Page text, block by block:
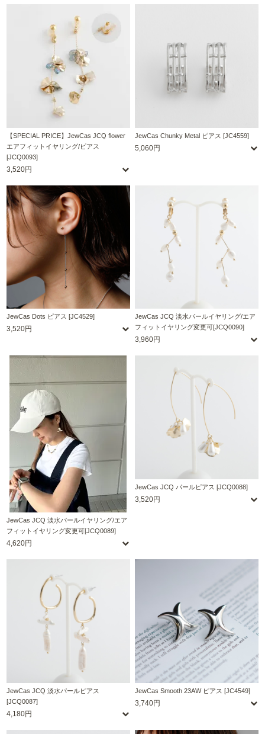
【SPECIAL PRICE】JewCas JCQ flower
エアフィットイヤリング/ピアス
[JCQ0093]
3,520円
JewCas Chunky Metal ピアス [JC4559]
5,060円
JewCas Dots ピアス [JC4529]
3,520円
JewCas JCQ 淡水パールイヤリング/エア
フィットイヤリング変更可[JCQ0090]
3,960円
JewCas JCQ 淡水パールイヤリング/エア
フィットイヤリング変更可[JCQ0089]
4,620円
JewCas JCQ パールピアス [JCQ0088]
3,520円
JewCas JCQ 淡水パールピアス
[JCQ0087]
4,180円
JewCas Smooth 23AW ピアス [JC4549]
3,740円